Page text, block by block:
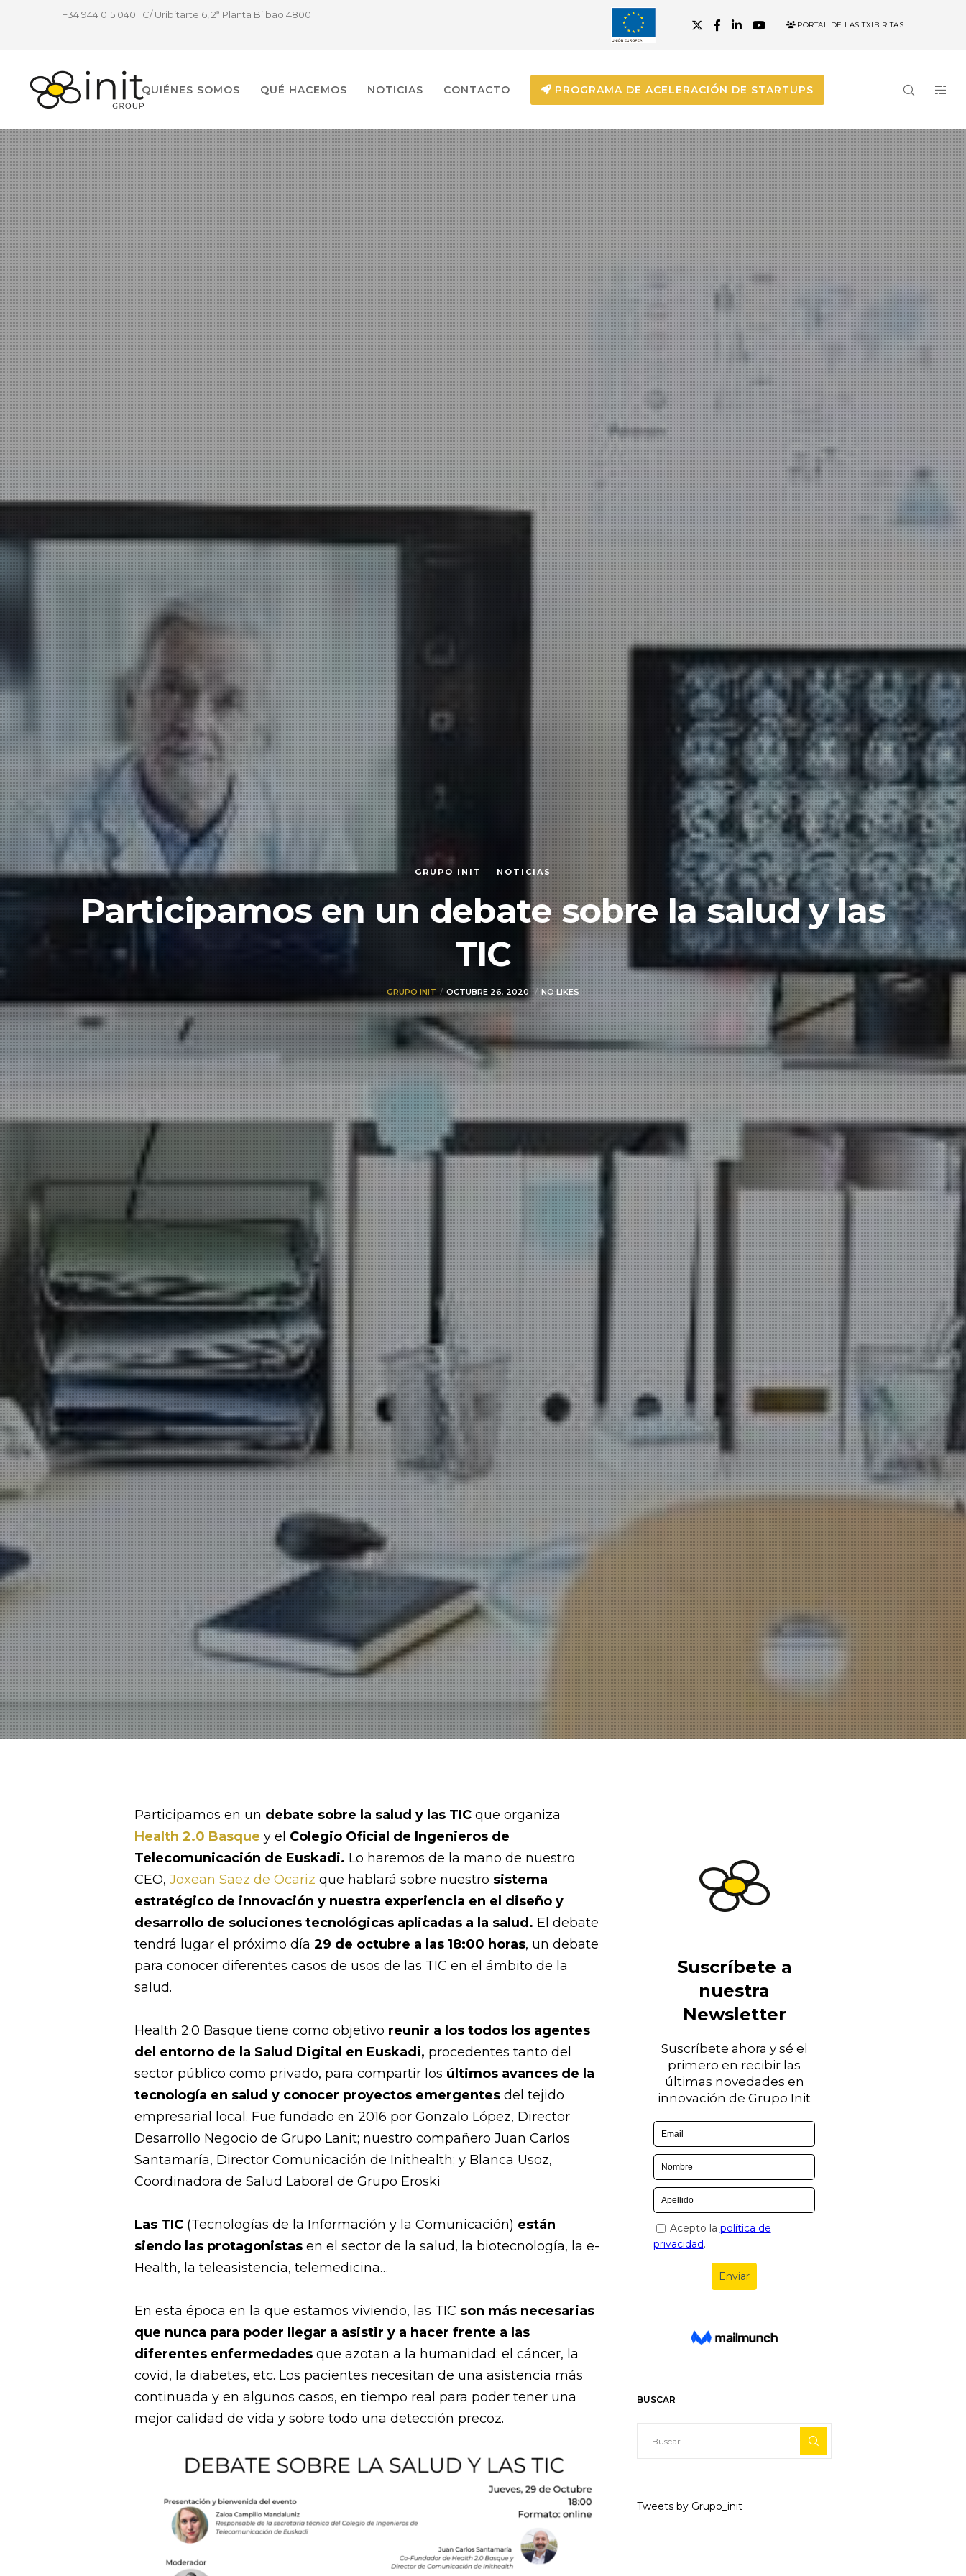
+34 944 015 040 | C/ Uribitarte 6, 2ª Planta Bilbao 48001
PORTAL DE LAS TXIBIRITAS
QUIÉNES SOMOS QUÉ HACEMOS NOTICIAS CONTACTO PROGRAMA DE ACELERACIÓN DE STARTUPS
GRUPO INIT NOTICIAS
Participamos en un debate sobre la salud y las
TIC
GRUPO INIT OCTUBRE 26, 2020 NO LIKES
Participamos en un debate sobre la salud y las TIC que organiza
Health 2.0 Basque y el Colegio Oficial de Ingenieros de
Telecomunicación de Euskadi. Lo haremos de la mano de nuestro
CEO, Joxean Saez de Ocariz que hablará sobre nuestro sistema
estratégico de innovación y nuestra experiencia en el diseño y
desarrollo de soluciones tecnológicas aplicadas a la salud. El debate
tendrá lugar el próximo día 29 de octubre a las 18:00 horas, un debate
para conocer diferentes casos de usos de las TIC en el ámbito de la
salud.
Health 2.0 Basque tiene como objetivo reunir a los todos los agentes
del entorno de la Salud Digital en Euskadi, procedentes tanto del
sector público como privado, para compartir los últimos avances de la
tecnología en salud y conocer proyectos emergentes del tejido
empresarial local. Fue fundado en 2016 por Gonzalo López, Director
Desarrollo Negocio de Grupo Lanit; nuestro compañero Juan Carlos
Santamaría, Director Comunicación de Inithealth; y Blanca Usoz,
Coordinadora de Salud Laboral de Grupo Eroski
Las TIC (Tecnologías de la Información y la Comunicación) están
siendo las protagonistas en el sector de la salud, la biotecnología, la e-
Health, la teleasistencia, telemedicina…
En esta época en la que estamos viviendo, las TIC son más necesarias
que nunca para poder llegar a asistir y a hacer frente a las
diferentes enfermedades que azotan a la humanidad: el cáncer, la
covid, la diabetes, etc. Los pacientes necesitan de una asistencia más
continuada y en algunos casos, en tiempo real para poder tener una
mejor calidad de vida y sobre todo una detección precoz.
BUSCAR
Tweets by Grupo_init